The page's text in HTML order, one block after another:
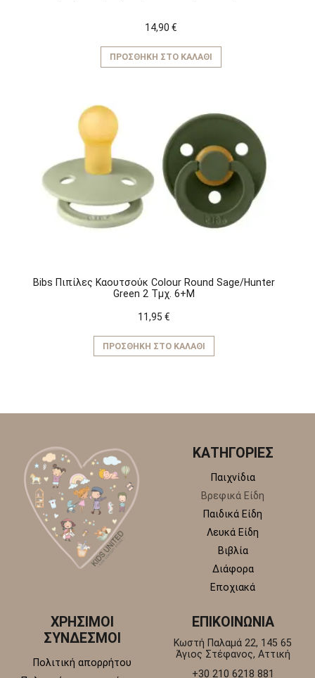
14,90 €
ΠΡΟΣΘΉΚΗ ΣΤΟ ΚΑΛΆΘΙ
Bibs Πιπίλες Καουτσούκ Colour Round Sage/Hunter
Green 2 Τμχ. 6+M
11,95 €
ΠΡΟΣΘΉΚΗ ΣΤΟ ΚΑΛΆΘΙ
ΚΑΤΗΓΟΡΙΕΣ
Παιχνίδια
Βρεφικά Είδη
Παιδικά Είδη
Λευκά Είδη
Βιβλία
Διάφορα
Εποχιακά
ΧΡΗΣΙΜΟΙ
ΣΥΝΔΕΣΜΟΙ
Πολιτική απορρήτου
ΕΠΙΚΟΙΝΩΝΙΑ
Κωστή Παλαμά 22, 145 65
Άγιος Στέφανος, Αττική
+30 210 6218 881